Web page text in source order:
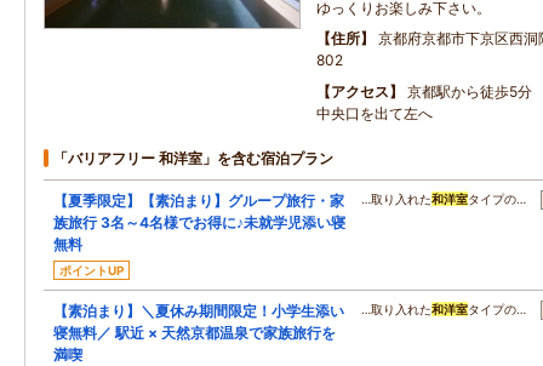
ゆっくりお楽しみ下さい。
住所
京都府京都市下京区西
802
アクセス
京都駅から徒歩5
中央口を出て左へ
「バリアフリー 和洋室」を含む宿泊プラン
【夏季限定】【素泊まり】グループ旅行・家
族旅行 3名～4名様でお得に♪未就学児添い寝
無料
ポイントUP
…取り入れた和洋室タイプの…
【素泊まり】＼夏休み期間限定！小学生添い
寝無料／ 駅近 × 天然京都温泉で家族旅行を
満喫
…取り入れた和洋室タイプの…